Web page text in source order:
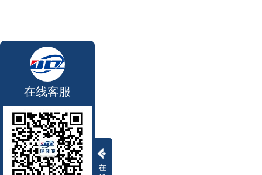
在
在线客服